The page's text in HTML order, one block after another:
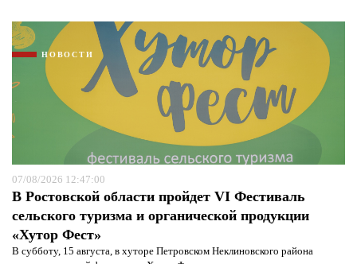
НОВОСТИ
07/08/2026 12:47:00
В Ростовской области пройдет VI Фестиваль
сельского туризма и органической продукции
«Хутор Фест»
В субботу, 15 августа, в хуторе Петровском Неклиновского района